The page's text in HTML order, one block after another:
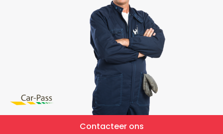
Contacteer ons